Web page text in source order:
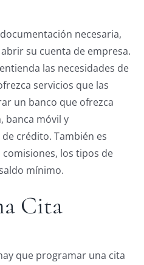
necesaria,
su cuenta de empresa.
las necesidades de
servicios que las
un banco que ofrezca
banca móvil y
crédito. También es
los tipos de
mínimo.
Cita
que programar una cita